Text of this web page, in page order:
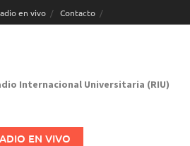
en vivo Contacto
Internacional Universitaria (RIU)
EN VIVO